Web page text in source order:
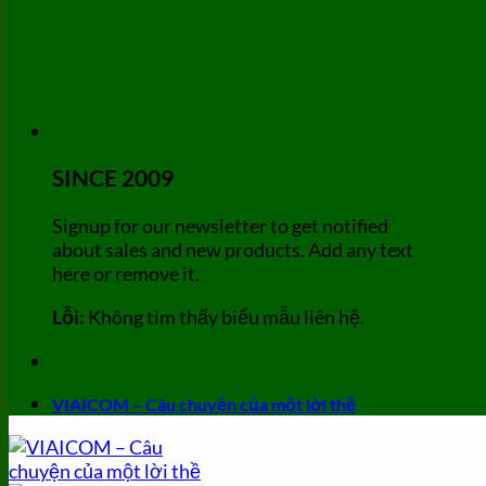
SINCE 2009
Signup for our newsletter to get notified
about sales and new products. Add any text
here or remove it.
Lỗi: Không tìm thấy biểu mẫu liên hệ.
VIAICOM – Câu chuyện của một lời thề